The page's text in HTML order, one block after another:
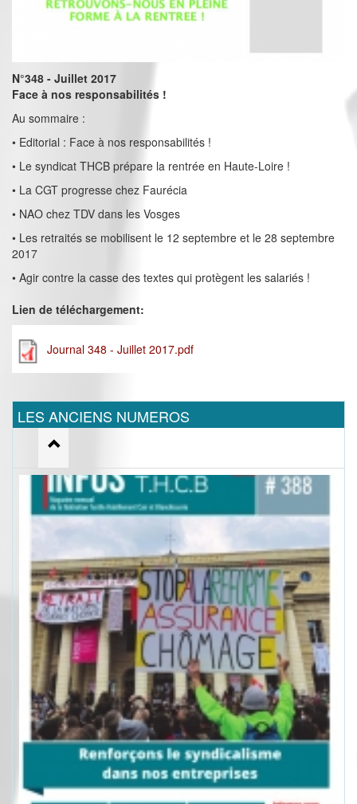
N°348 - Juillet 2017
Face à nos responsabilités !
Au sommaire :
• Editorial : Face à nos responsabilités !
• Le syndicat THCB prépare la rentrée en Haute-Loire !
• La CGT progresse chez Faurécia
• NAO chez TDV dans les Vosges
• Les retraités se mobilisent le 12 septembre et le 28 septembre
2017
• Agir contre la casse des textes qui protègent les salariés !
Lien de téléchargement:
Journal 348 - Juillet 2017.pdf
LES ANCIENS NUMEROS